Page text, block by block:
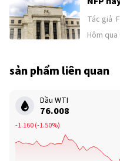
tích luỹ
Tác giả
Hôm qua
sản phẩm liên quan
Dầu WTI
76.008
-1.160(-1.50%)